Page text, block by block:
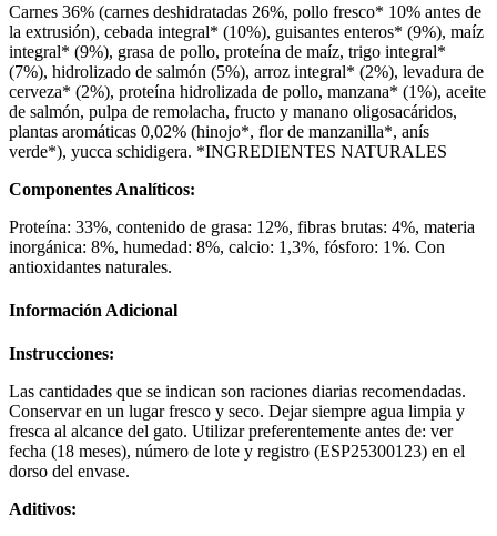
Carnes 36% (carnes deshidratadas 26%, pollo fresco* 10% antes de
la extrusión), cebada integral* (10%), guisantes enteros* (9%), maíz
integral* (9%), grasa de pollo, proteína de maíz, trigo integral*
(7%), hidrolizado de salmón (5%), arroz integral* (2%), levadura de
cerveza* (2%), proteína hidrolizada de pollo, manzana* (1%), aceite
de salmón, pulpa de remolacha, fructo y manano oligosacáridos,
plantas aromáticas 0,02% (hinojo*, flor de manzanilla*, anís
verde*), yucca schidigera. *INGREDIENTES NATURALES
Componentes Analíticos:
Proteína: 33%, contenido de grasa: 12%, fibras brutas: 4%, materia
inorgánica: 8%, humedad: 8%, calcio: 1,3%, fósforo: 1%. Con
antioxidantes naturales.
Información Adicional
Instrucciones:
Las cantidades que se indican son raciones diarias recomendadas.
Conservar en un lugar fresco y seco. Dejar siempre agua limpia y
fresca al alcance del gato. Utilizar preferentemente antes de: ver
fecha (18 meses), número de lote y registro (ESP25300123) en el
dorso del envase.
Aditivos: